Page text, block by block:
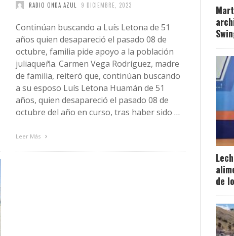
RADIO ONDA AZUL 9 DICIEMBRE, 2023
Continúan buscando a Luís Letona de 51
años quien desapareció el pasado 08 de
octubre, familia pide apoyo a la población
juliaqueña. Carmen Vega Rodríguez, madre
de familia, reiteró que, continúan buscando
a su esposo Luís Letona Huamán de 51
años, quien desapareció el pasado 08 de
octubre del año en curso, tras haber sido …
Leer Más
de